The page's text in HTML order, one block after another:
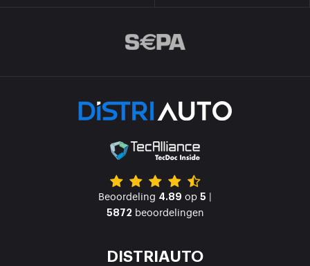
Beoordeling 4.89 op 5 |
5872 beoordelingen
DISTRIAUTO